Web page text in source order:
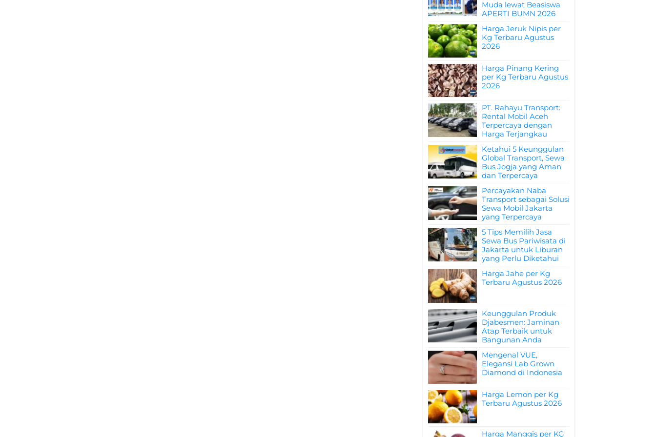
Muda lewat Beasiswa
APERTI BUMN 2026
Harga Jeruk Nipis per
Kg Terbaru Agustus
2026
Harga Pinang Kering
per Kg Terbaru Agustus
2026
PT. Rahayu Transport:
Rental Mobil Aceh
Terpercaya dengan
Harga Terjangkau
Ketahui 5 Keunggulan
Global Transport, Sewa
Bus Jogja yang Aman
dan Terpercaya
Percayakan Naba
Transport sebagai Solusi
Sewa Mobil Jakarta
yang Terpercaya
5 Tips Memilih Jasa
Sewa Bus Pariwisata di
Jakarta untuk Liburan
yang Perlu Diketahui
Harga Jahe per Kg
Terbaru Agustus 2026
Keunggulan Produk
Djabesmen: Jaminan
Atap Terbaik untuk
Bangunan Anda
Mengenal VUE,
Elegansi Lab Grown
Diamond di Indonesia
Harga Lemon per Kg
Terbaru Agustus 2026
Harga Manggis per KG